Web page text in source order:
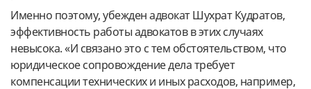
Именно поэтому, убежден адвокат Шухрат Кудратов,
эффективность работы адвокатов в этих случаях
невысока. «И связано это с тем обстоятельством, что
юридическое сопровождение дела требует
компенсации технических и иных расходов, например,